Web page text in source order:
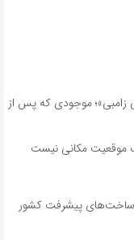
زامبی»؛ موجودی که پس از
موقعیت مکانی نیست
پیشرفت کشور